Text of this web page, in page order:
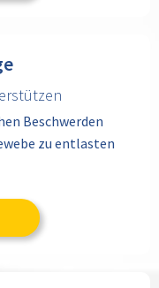
Beschwerden
zu entlasten